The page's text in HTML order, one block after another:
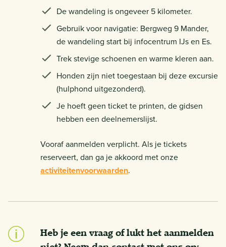
De wandeling is ongeveer 5 kilometer.
Gebruik voor navigatie: Bergweg 9 Mander,
de wandeling start bij infocentrum IJs en Es.
Trek stevige schoenen en warme kleren aan.
Honden zijn niet toegestaan bij deze excursie
(hulphond uitgezonderd).
Je hoeft geen ticket te printen, de gidsen
hebben een deelnemerslijst.
Vooraf aanmelden verplicht. Als je tickets
reserveert, dan ga je akkoord met onze
activiteitenvoorwaarden.
Heb je een vraag of lukt het aanmelden